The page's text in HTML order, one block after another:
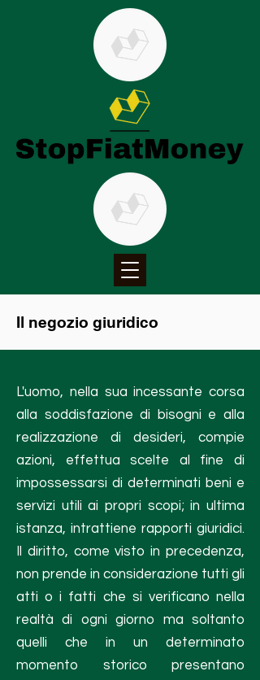
L'uomo, nella sua incessante corsa
alla soddisfazione di bisogni e alla
realizzazione di desideri, compie
azioni, effettua scelte al fine di
impossessarsi di determinati beni e
servizi utili ai propri scopi; in ultima
istanza, intrattiene rapporti giuridici.
Il diritto, come visto in precedenza,
non prende in considerazione tutti gli
atti o i fatti che si verificano nella
realtà di ogni giorno ma soltanto
quelli che in un determinato
momento storico presentano
Il negozio giuridico